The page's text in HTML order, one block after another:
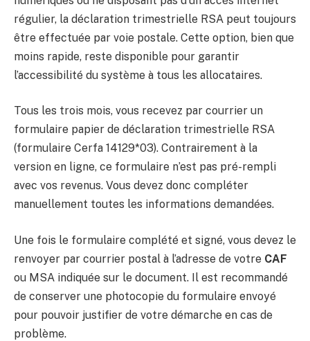
régulier, la déclaration trimestrielle RSA peut toujours
être effectuée par voie postale. Cette option, bien que
moins rapide, reste disponible pour garantir
l’accessibilité du système à tous les allocataires.
Tous les trois mois, vous recevez par courrier un
formulaire papier de déclaration trimestrielle RSA
(formulaire Cerfa 14129*03). Contrairement à la
version en ligne, ce formulaire n’est pas pré-rempli
avec vos revenus. Vous devez donc compléter
manuellement toutes les informations demandées.
Une fois le formulaire complété et signé, vous devez le
renvoyer par courrier postal à l’adresse de votre CAF
ou MSA indiquée sur le document. Il est recommandé
de conserver une photocopie du formulaire envoyé
pour pouvoir justifier de votre démarche en cas de
problème.